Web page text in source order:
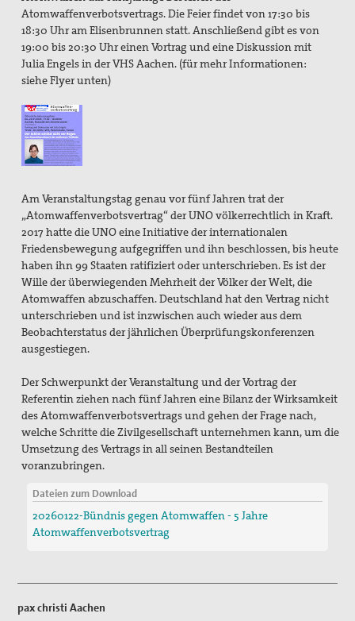
Gruppe Düren
Gruppe Hückelhoven
Gruppe Viersen
Twese Hamwe - Neue Hoffnung .......muss wachsen
Spiritualität
Aachener Friedenslauf
pax christi Materialien
Mitgliedschaft und Spenden
Wehrdienstverweigerung
Suche
Atomwaffenverbotsvertrags. Die Feier findet von 17:30 bis
18:30 Uhr am Elisenbrunnen statt. Anschließend gibt es von
19:00 bis 20:30 Uhr einen Vortrag und eine Diskussion mit
Julia Engels in der VHS Aachen. (für mehr Informationen:
siehe Flyer unten)
Am Veranstaltungstag genau vor fünf Jahren trat der
„Atomwaffenverbotsvertrag“ der UNO völkerrechtlich in Kraft.
2017 hatte die UNO eine Initiative der internationalen
Friedensbewegung aufgegriffen und ihn beschlossen, bis heute
haben ihn 99 Staaten ratifiziert oder unterschrieben. Es ist der
Wille der überwiegenden Mehrheit der Völker der Welt, die
Atomwaffen abzuschaffen. Deutschland hat den Vertrag nicht
unterschrieben und ist inzwischen auch wieder aus dem
Beobachterstatus der jährlichen Überprüfungskonferenzen
ausgestiegen.
Der Schwerpunkt der Veranstaltung und der Vortrag der
Referentin ziehen nach fünf Jahren eine Bilanz der Wirksamkeit
des Atomwaffenverbotsvertrags und gehen der Frage nach,
welche Schritte die Zivilgesellschaft unternehmen kann, um die
Umsetzung des Vertrags in all seinen Bestandteilen
voranzubringen.
Dateien zum Download
20260122-Bündnis gegen Atomwaffen - 5 Jahre
Atomwaffenverbotsvertrag
pax christi Aachen